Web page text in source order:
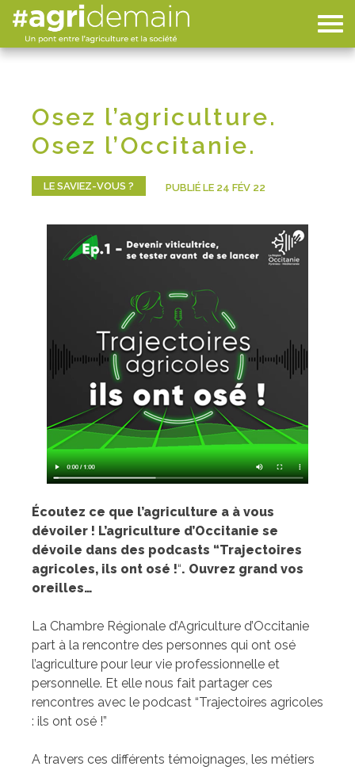
Osez l’agriculture.
Osez l’Occitanie.
LE SAVIEZ-VOUS ? PUBLIÉ LE 24 FÉV 22
Écoutez ce que l’agriculture a à vous
dévoiler ! L’agriculture d’Occitanie se
dévoile dans des podcasts “Trajectoires
agricoles, ils ont osé !“. Ouvrez grand vos
oreilles…
La Chambre Régionale d’Agriculture d’Occitanie
part à la rencontre des personnes qui ont osé
l’agriculture pour leur vie professionnelle et
personnelle. Et elle nous fait partager ces
rencontres avec le podcast “Trajectoires agricoles
: ils ont osé !”
A travers ces différents témoignages, les métiers